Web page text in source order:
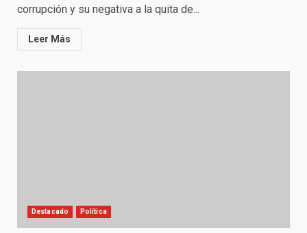
corrupción y su negativa a la quita de...
Leer Más
Destacado Política